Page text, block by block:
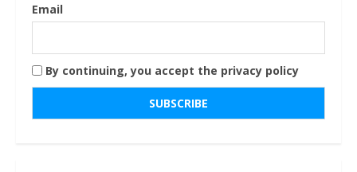
Email
By continuing, you accept the privacy policy